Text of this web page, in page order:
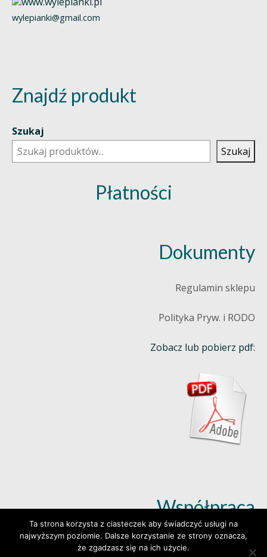
wylepianki@gmail.com
Znajdź produkt
Szukaj
Szukaj
Płatności
Dokumenty
Regulamin sklepu
Polityka Pryw. i RODO
Zobacz lub pobierz pdf:
Współpraca
Dowiedz się więcej (klik)
Ta strona korzysta z ciasteczek aby świadczyć usługi na
najwyższym poziomie. Dalsze korzystanie ze strony oznacza,
że zgadzasz się na ich użycie.